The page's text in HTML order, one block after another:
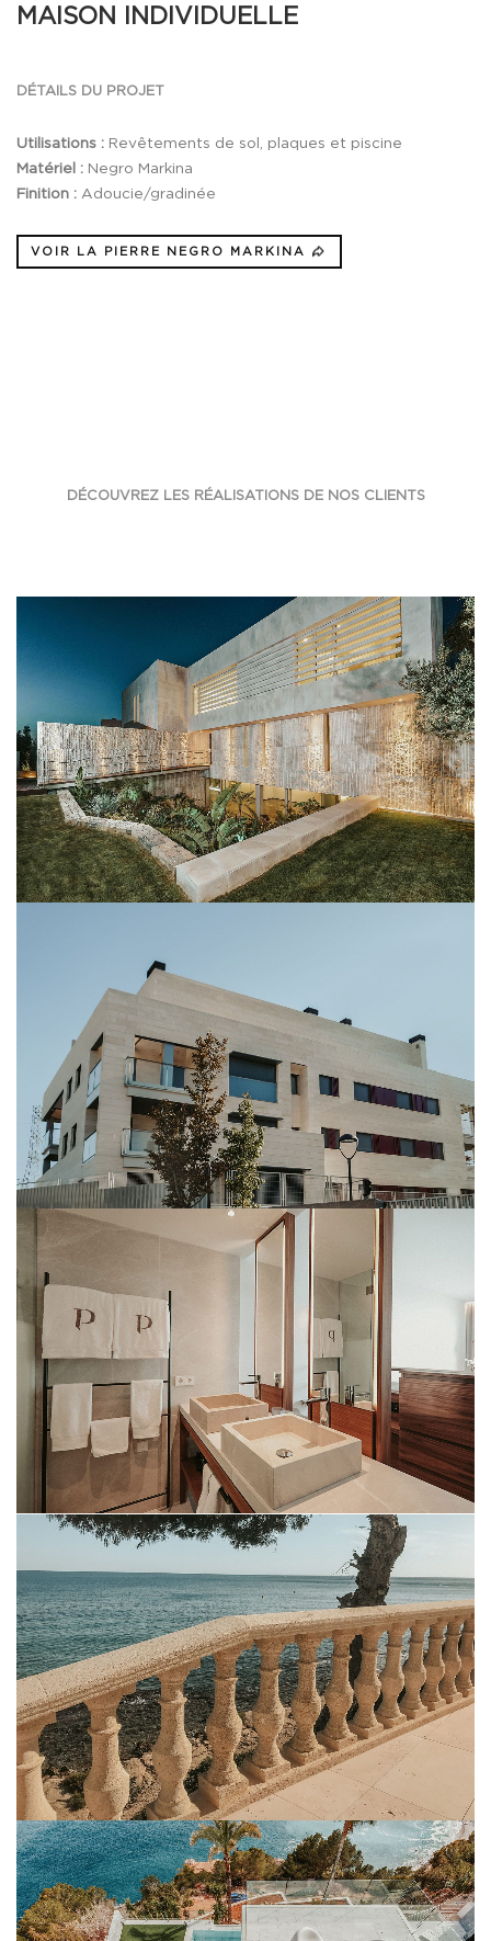
MAISON INDIVIDUELLE
DÉTAILS DU PROJET
Utilisations : Revêtements de sol, plaques et piscine
Matériel : Negro Markina
Finition : Adoucie/gradinée
VOIR LA PIERRE NEGRO MARKINA
DÉCOUVREZ LES RÉALISATIONS DE NOS CLIENTS
CREMA NIZA
AMARILLO BOSQUE
CREMA ELVIRA
BEIGE PALMA